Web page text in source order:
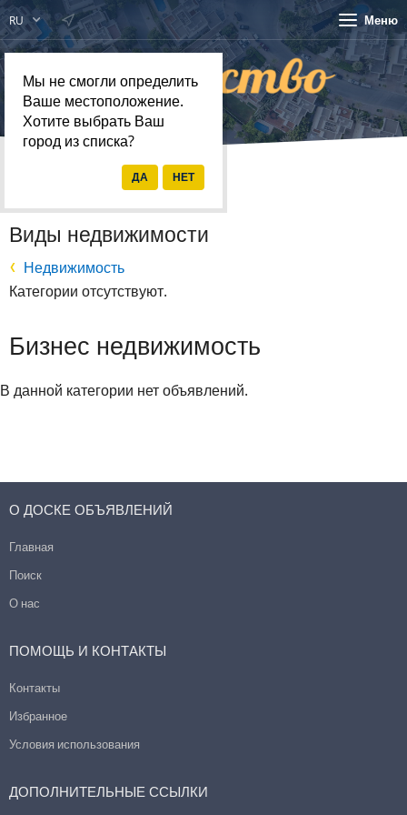
RU
Мы не смогли определить
Ваше местоположение.
Хотите выбрать Ваш
город из списка?
Меню
Недвижимость
Виды недвижимости
Недвижимость
Категории отсутствуют.
Бизнес недвижимость
В данной категории нет объявлений.
О ДОСКЕ ОБЪЯВЛЕНИЙ
Главная
Поиск
О нас
ПОМОЩЬ И КОНТАКТЫ
Контакты
Избранное
Условия использования
ДОПОЛНИТЕЛЬНЫЕ ССЫЛКИ